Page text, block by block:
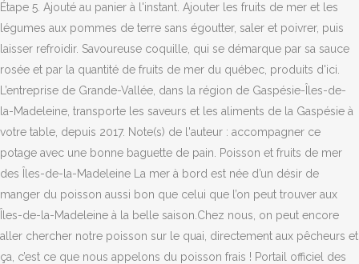
Étape 5. Ajouté au panier à l'instant. Ajouter les fruits de mer et les
légumes aux pommes de terre sans égoutter, saler et poivrer, puis
laisser refroidir. Savoureuse coquille, qui se démarque par sa sauce
rosée et par la quantité de fruits de mer du québec, produits d'ici.
L’entreprise de Grande-Vallée, dans la région de Gaspésie-Îles-de-
la-Madeleine, transporte les saveurs et les aliments de la Gaspésie à
votre table, depuis 2017. Note(s) de l'auteur : accompagner ce
potage avec une bonne baguette de pain. Poisson et fruits de mer
des Îles-de-la-Madeleine La mer à bord est née d’un désir de
manger du poisson aussi bon que celui que l’on peut trouver aux
Îles-de-la-Madeleine à la belle saison.Chez nous, on peut encore
aller chercher notre poisson sur le quai, directement aux pêcheurs et
ça, c’est ce que nous appelons du poisson frais ! Portail officiel des